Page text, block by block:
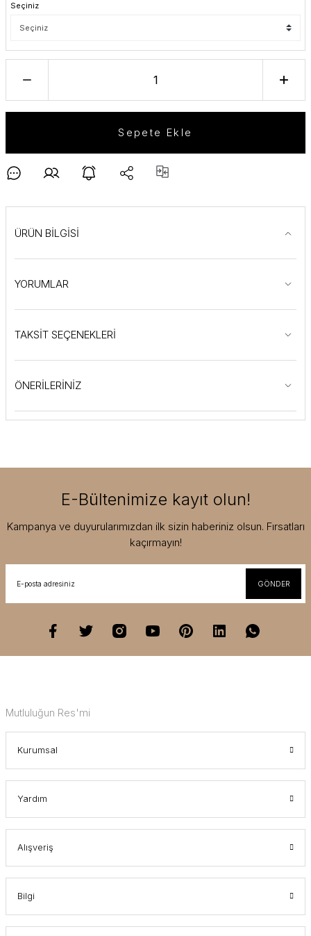
Seçiniz
Sepete Ekle
ÜRÜN BİLGİSİ
YORUMLAR
TAKSİT SEÇENEKLERİ
ÖNERİLERİNİZ
E-Bültenimize kayıt olun!
Kampanya ve duyurularımızdan ilk sizin haberiniz olsun. Fırsatları
kaçırmayın!
GÖNDER
Mutluluğun Res'mi
Kurumsal
Yardım
Alışveriş
Bilgi